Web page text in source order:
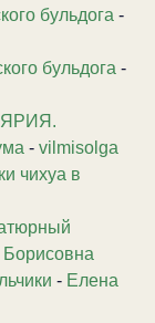
бульдога -
бульдога -
- vilmisolga
чихуа в
Борисовна
- Елена